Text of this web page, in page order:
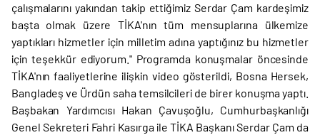
çalışmalarını yakından takip ettiğimiz Serdar Çam kardeşimiz
başta olmak üzere TİKA'nın tüm mensuplarına ülkemize
yaptıkları hizmetler için milletim adına yaptığınız bu hizmetler
için teşekkür ediyorum." Programda konuşmalar öncesinde
TİKA'nın faaliyetlerine ilişkin video gösterildi, Bosna Hersek,
Bangladeş ve Ürdün saha temsilcileri de birer konuşma yaptı.
Başbakan Yardımcısı Hakan Çavuşoğlu, Cumhurbaşkanlığı
Genel Sekreteri Fahri Kasırga ile TİKA Başkanı Serdar Çam da